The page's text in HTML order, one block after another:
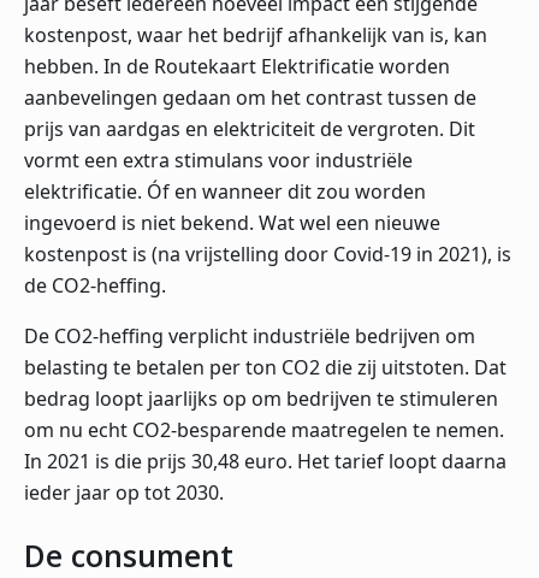
kostenpost, waar het bedrijf afhankelijk van is, kan
hebben. In de Routekaart Elektrificatie worden
aanbevelingen gedaan om het contrast tussen de
prijs van aardgas en elektriciteit de vergroten. Dit
vormt een extra stimulans voor industriële
elektrificatie. Óf en wanneer dit zou worden
ingevoerd is niet bekend. Wat wel een nieuwe
kostenpost is (na vrijstelling door Covid-19 in 2021), is
de CO2-heffing.
De CO2-heffing verplicht industriële bedrijven om
belasting te betalen per ton CO2 die zij uitstoten. Dat
bedrag loopt jaarlijks op om bedrijven te stimuleren
om nu echt CO2-besparende maatregelen te nemen.
In 2021 is die prijs 30,48 euro. Het tarief loopt daarna
ieder jaar op tot 2030.
De consument